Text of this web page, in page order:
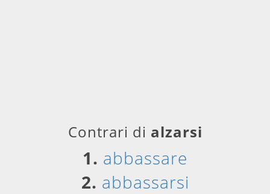
Contrari di alzarsi
1. abbassare
2. abbassarsi